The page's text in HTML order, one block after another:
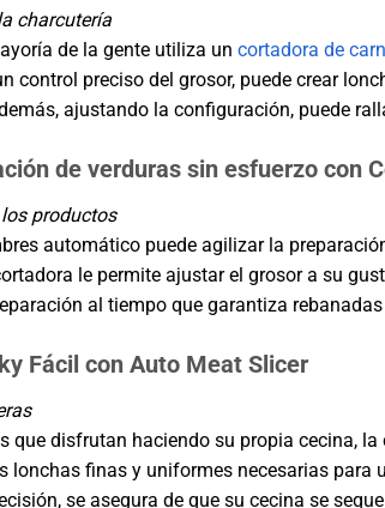
charcutería
de la gente utiliza un cortadora de
control preciso del grosor, puede crear
ajustando la configuración, puede
de verduras sin esfuerzo con
productos
automático puede agilizar la
le permite ajustar el grosor a su
al tiempo que garantiza
Fácil con Auto Meat Slicer
que disfrutan haciendo su propia cecina,
lonchas finas y uniformes necesarias
se asegura de que su cecina se